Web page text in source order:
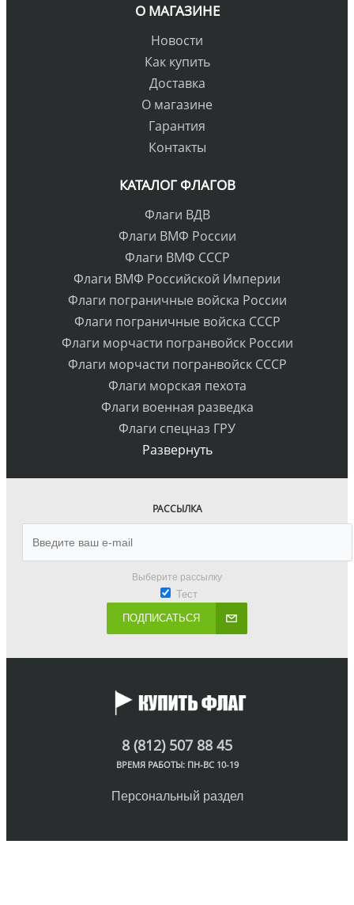
О МАГАЗИНЕ
Новости
Как купить
Доставка
О магазине
Гарантия
Контакты
КАТАЛОГ ФЛАГОВ
Флаги ВДВ
Флаги ВМФ России
Флаги ВМФ СССР
Флаги ВМФ Российской Империи
Флаги пограничные войска России
Флаги пограничные войска СССР
Флаги морчасти погранвойск России
Флаги морчасти погранвойск СССР
Флаги морская пехота
Флаги военная разведка
Флаги спецназ ГРУ
Развернуть
РАССЫЛКА
Выберите рассылку
Тест
ПОДПИСАТЬСЯ
8 (812) 507 88 45
ВРЕМЯ РАБОТЫ: ПН-ВС 10-19
Персональный раздел